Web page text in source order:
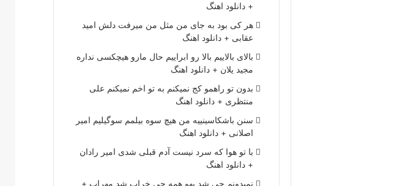
+ دانلود اهنگ
هر کی بود به جای من مثل من میرفت دلش امید
عقابی + دانلود اهنگ
بالای بالاییم بالا رو ابراییم حال مارو هیچکسی نداره
مجید یلان + دانلود اهنگ
بدون تو راهمو کج نمیکنم به تو اخم نمیکنم علی
منتظری + دانلود اهنگ
سنن باشکاسینییه من هیچ سوه بیلمم سوگیلیم امیر
اصلانی + دانلود اهنگ
با تو هوا که سرد نیست آدم قبلی شدی امیر رادان
+ دانلود اهنگ
نمیدونم چی شد یهو همه چی خراب شد مهراب +